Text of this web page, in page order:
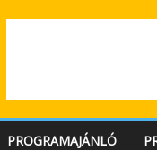
PROGRAMAJÁNLÓ